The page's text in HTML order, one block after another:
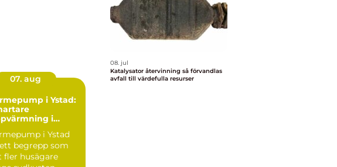
07. aug
i Ystad:
i
i Ystad
begrepp som
fler husägare
08. jul
Katalysator återvinning så förvandlas
avfall till värdefulla resurser